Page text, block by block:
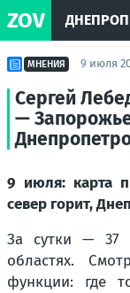
ZOV
МНЕНИЯ 9 июля
Сергей
—
9 июля: карта
север горит,
За сутки — 37
областях.
функции: где